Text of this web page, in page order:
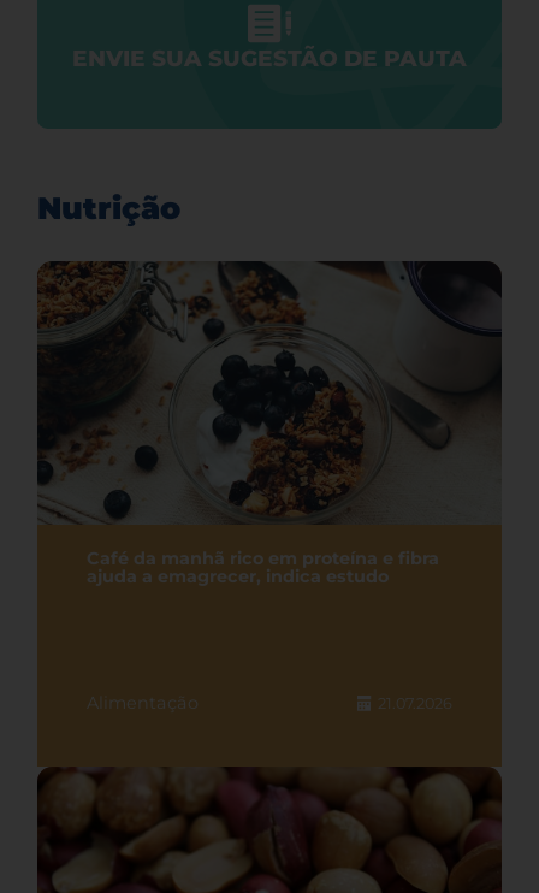
ENVIE SUA SUGESTÃO DE PAUTA
Nutrição
Café da manhã rico em proteína e fibra
ajuda a emagrecer, indica estudo
Alimentação 21.07.2026